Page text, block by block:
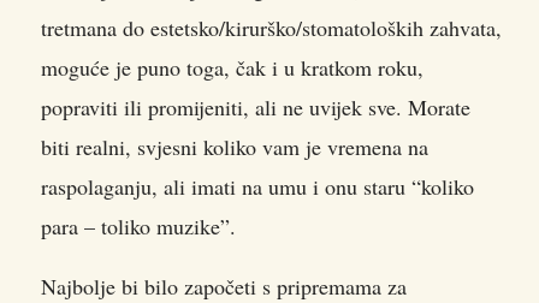
tretmana do estetsko/kirurško/stomatoloških zahvata,
moguće je puno toga, čak i u kratkom roku,
popraviti ili promijeniti, ali ne uvijek sve. Morate
biti realni, svjesni koliko vam je vremena na
raspolaganju, ali imati na umu i onu staru “koliko
para – toliko muzike”.
Najbolje bi bilo započeti s pripremama za